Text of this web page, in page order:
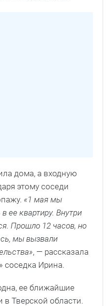
дома, а входную
этому соседи
«1 мая мы
ее квартиру. Внутри
Прошло 12 часов, но
мы вызвали
, — рассказала
соседка Ирина.
ее ближайшие
Тверской области.